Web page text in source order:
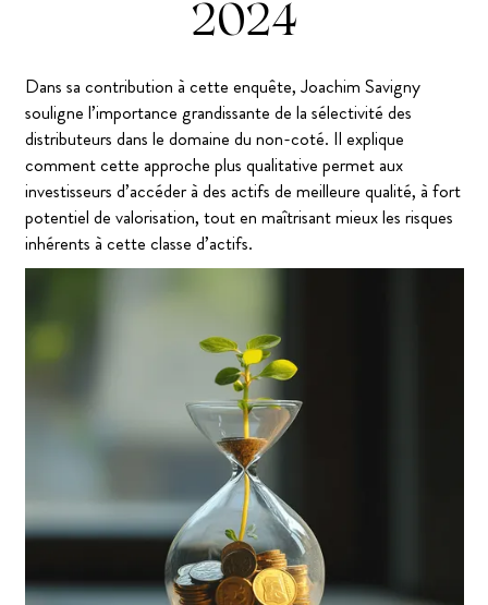
2024
Dans sa contribution à cette enquête, Joachim Savigny
souligne l’importance grandissante de la sélectivité des
distributeurs dans le domaine du non-coté. Il explique
comment cette approche plus qualitative permet aux
investisseurs d’accéder à des actifs de meilleure qualité, à fort
potentiel de valorisation, tout en maîtrisant mieux les risques
inhérents à cette classe d’actifs.